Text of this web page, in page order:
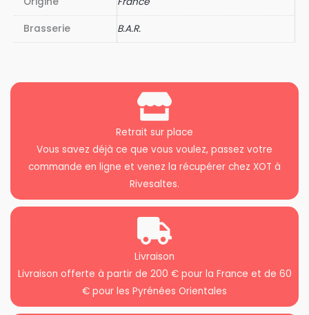
Brasserie B.A.R.
Retrait sur place
Vous savez déjà ce que vous voulez, passez votre
commande en ligne et venez la récupérer chez XOT à
Rivesaltes.
Livraison
Livraison offerte à partir de 200 € pour la France et de 60
€ pour les Pyrénées Orientales